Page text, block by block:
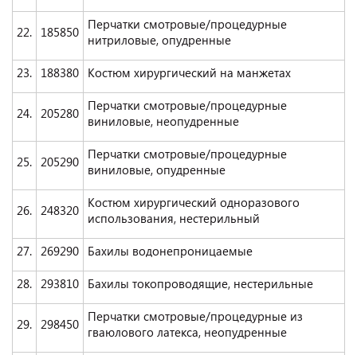
22. 185850 Перчатки смотровые/процедурные
нитриловые, опудренные
23. 188380 Костюм хирургический на манжетах
24. 205280 Перчатки смотровые/процедурные
виниловые, неопудренные
25. 205290 Перчатки смотровые/процедурные
виниловые, опудренные
26. 248320 Костюм хирургический одноразового
использования, нестерильный
27. 269290 Бахилы водонепроницаемые
28. 293810 Бахилы токопроводящие, нестерильные
29. 298450 Перчатки смотровые/процедурные из
гваюлового латекса, неопудренные